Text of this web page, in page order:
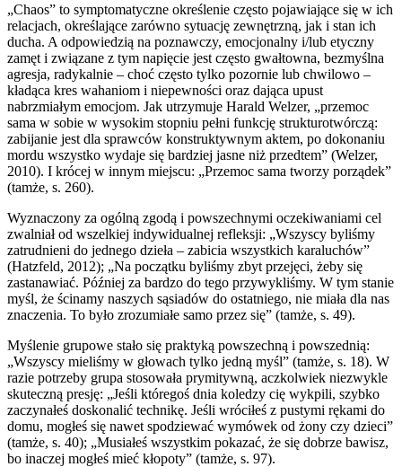
„Chaos” to symptomatyczne określenie często pojawiające się w ich
relacjach, określające zarówno sytuację zewnętrzną, jak i stan ich
ducha. A odpowiedzią na poznawczy, emocjonalny i/lub etyczny
zamęt i związane z tym napięcie jest często gwałtowna, bezmyślna
agresja, radykalnie – choć często tylko pozornie lub chwilowo –
kładąca kres wahaniom i niepewności oraz dająca upust
nabrzmiałym emocjom. Jak utrzymuje Harald Welzer, „przemoc
sama w sobie w wysokim stopniu pełni funkcję strukturotwórczą:
zabijanie jest dla sprawców konstruktywnym aktem, po dokonaniu
mordu wszystko wydaje się bardziej jasne niż przedtem” (Welzer,
2010). I krócej w innym miejscu: „Przemoc sama tworzy porządek”
(tamże, s. 260).
Wyznaczony za ogólną zgodą i powszechnymi oczekiwaniami cel
zwalniał od wszelkiej indywidualnej refleksji: „Wszyscy byliśmy
zatrudnieni do jednego dzieła – zabicia wszystkich karaluchów”
(Hatzfeld, 2012); „Na początku byliśmy zbyt przejęci, żeby się
zastanawiać. Później za bardzo do tego przywykliśmy. W tym stanie
myśl, że ścinamy naszych sąsiadów do ostatniego, nie miała dla nas
znaczenia. To było zrozumiałe samo przez się” (tamże, s. 49).
Myślenie grupowe stało się praktyką powszechną i powszednią:
„Wszyscy mieliśmy w głowach tylko jedną myśl” (tamże, s. 18). W
razie potrzeby grupa stosowała prymitywną, aczkolwiek niezwykle
skuteczną presję: „Jeśli któregoś dnia koledzy cię wykpili, szybko
zaczynałeś doskonalić technikę. Jeśli wróciłeś z pustymi rękami do
domu, mogłeś się nawet spodziewać wymówek od żony czy dzieci”
(tamże, s. 40); „Musiałeś wszystkim pokazać, że się dobrze bawisz,
bo inaczej mogłeś mieć kłopoty” (tamże, s. 97).